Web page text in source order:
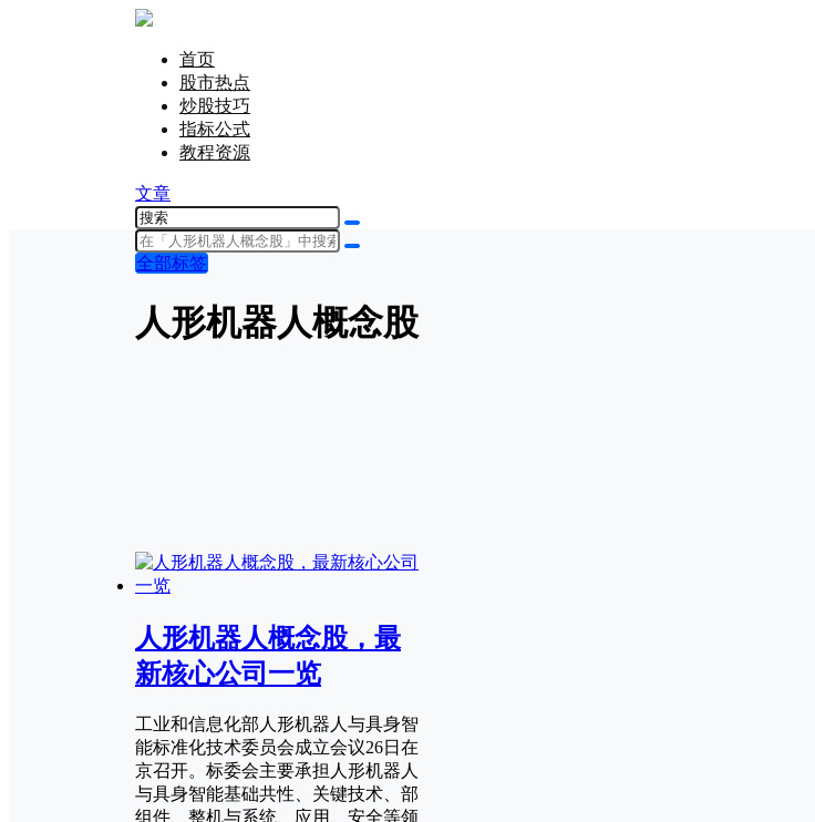
首页
股市热点
炒股技巧
指标公式
教程资源
文章
全部标签
人形机器人概念股
人形机器人概念股，最
新核心公司一览
工业和信息化部人形机器人与具身智
能标准化技术委员会成立会议26日在
京召开。标委会主要承担人形机器人
与具身智能基础共性、关键技术、部
组件、整机与系统、应用、安全等领